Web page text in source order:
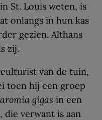
St. Louis weten, is
onlangs in hun kas
gezien. Althans
zij.
van de tuin,
toen hij een groep
gigas in een
die verwant is aan